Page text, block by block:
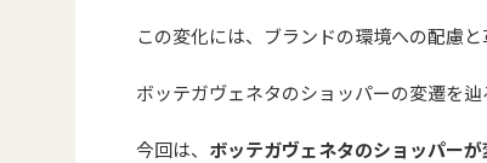
この変化には、ブランドの環境への配慮
ボッテガヴェネタのショッパーの変遷を
今回は、 ボッテガヴェネタのショッパー